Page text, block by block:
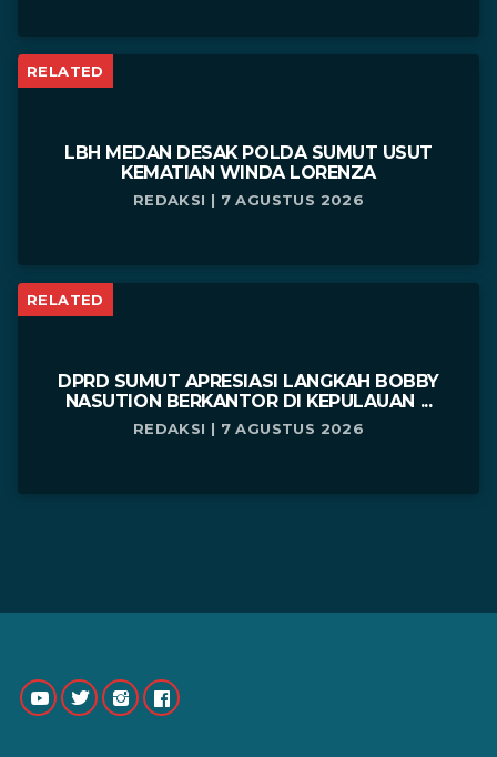
RELATED
LBH MEDAN DESAK POLDA SUMUT USUT
KEMATIAN WINDA LORENZA
REDAKSI | 7 AGUSTUS 2026
RELATED
DPRD SUMUT APRESIASI LANGKAH BOBBY
NASUTION BERKANTOR DI KEPULAUAN ...
REDAKSI | 7 AGUSTUS 2026